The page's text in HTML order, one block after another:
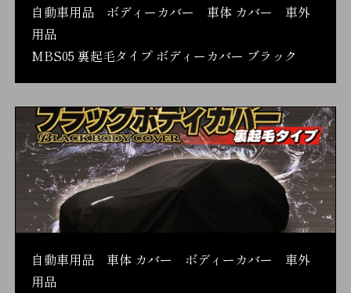
自動車用品 ボディーカバー 車体 カバー 車外
用品
MBS05 裏起毛タイプ ボディーカバー ブラック
自動車用品 車体 カバー ボディーカバー 車外
用品